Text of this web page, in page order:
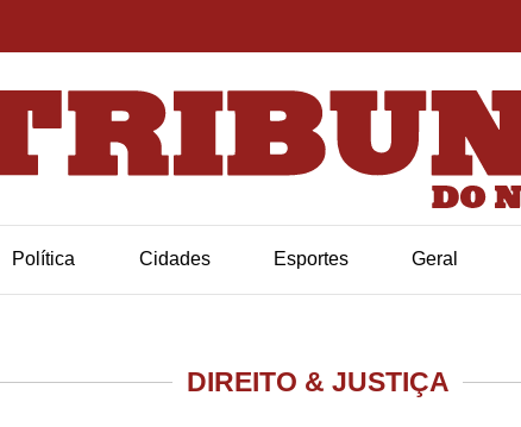
Política Cidades Esportes Geral
DIREITO & JUSTIÇA